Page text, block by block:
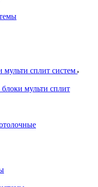
сплит систем
мульти сплит